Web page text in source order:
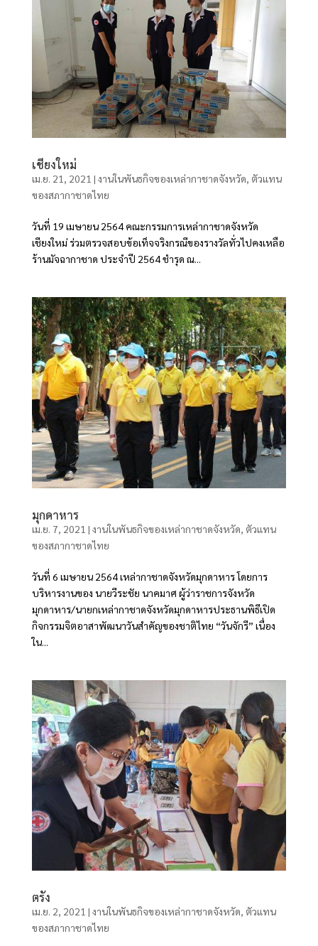
เชียงใหม่
เม.ย. 21, 2021 | งานในพันธกิจของเหล่ากาชาดจังหวัด, ตัวแทน
ของสภากาชาดไทย
วันที่ 19 เมษายน 2564 คณะกรรมการเหล่ากาชาดจังหวัด
เชียงใหม่ ร่วมตรวจสอบข้อเท็จจริงกรณีของรางวัลทั่วไปคงเหลือ
ร้านมัจฉากาชาด ประจำปี 2564 ชำรุด ณ...
มุกดาหาร
เม.ย. 7, 2021 | งานในพันธกิจของเหล่ากาชาดจังหวัด ตัวแทน
ของสภากาชาดไทย
วันที่ 6 เมษายน 2564 เหล่ากาชาดจังหวัดมุกดาหาร โดยการ
บริหารงานของ นายวีระชัย นาคมาศ ผู้ว่าราชการจังหวัด
มุกดาหาร/นายกเหล่ากาชาดจังหวัดมุกดาหารประธานพิธีเปิด
กิจกรรมจิตอาสาพัฒนาวันสำคัญของชาติไทย “วันจักรี” เนื่อง
ใน...
ตรัง
เม.ย. 2, 2021 | งานในพันธกิจของเหล่ากาชาดจังหวัด, ตัวแทน
ของสภากาชาดไทย